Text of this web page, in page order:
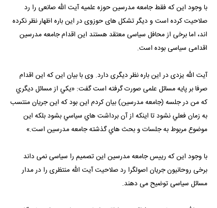
با وجود این که فقط جامعه مدرسین حوزه علمیه آیت الله صانعی را رد
صلاحیت کرده است و دیگر تشکل های حوزوی در این باره اظهار نظر نکرده
اند، اما برخی از محافل سیاسی معتقد هستند این اقدام جامعه مدرسین
اقدامی سیاسی بوده است.
آیت الله یزدی در این باره نظر دیگری دارد. وی با بیان این که این اقدام
صرفا بر پایه مسائل علمی صورت گرفته است گفت: «يکي از مسائل ديگري
که من در جلسه (جامعه مدرسین) بيان کردم اين بود که اين جريان منتسب
به زمان فعلي نشود تا اينکه از آن برداشت هاي سياسي بشود بلکه اين
موضوع مربوط به جلسات و بحث هاي گذشته جامعه مدرسين است.»
با وجود این که رییس جامعه مدرسین این تصمیم را سیاسی نمی داند
برخی روحانیون جریان اصولگرا رد صلاحیت آیت الله منتظری را در مدار
مسائل سیاسی توضیح می دهند.